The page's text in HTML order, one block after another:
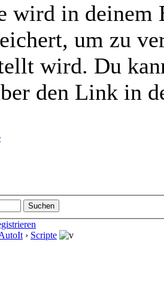
wird in deinem
um zu
wird. Du
den Link in
› Scripte